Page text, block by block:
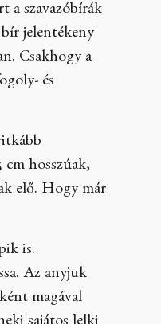
a szavazóbírák
bír jelentékeny
Csakhogy a
és
hosszúak,
elő. Hogy már
is.
Az anyjuk
magával